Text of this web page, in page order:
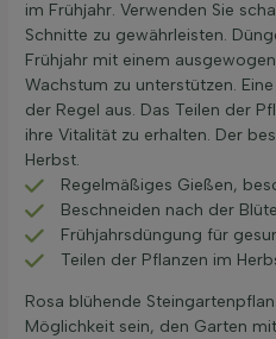
im Frühjahr. Verwenden Sie
Schnitte zu gewährleisten.
Frühjahr mit einem
Wachstum zu unterstützen.
der Regel aus. Das Teilen der
ihre Vitalität zu erhalten. Der
Herbst.
Regelmäßiges Gießen,
Beschneiden nach der
Frühjahrsdüngung für
Teilen der Pflanzen im
Rosa blühende
Möglichkeit sein, den Garten